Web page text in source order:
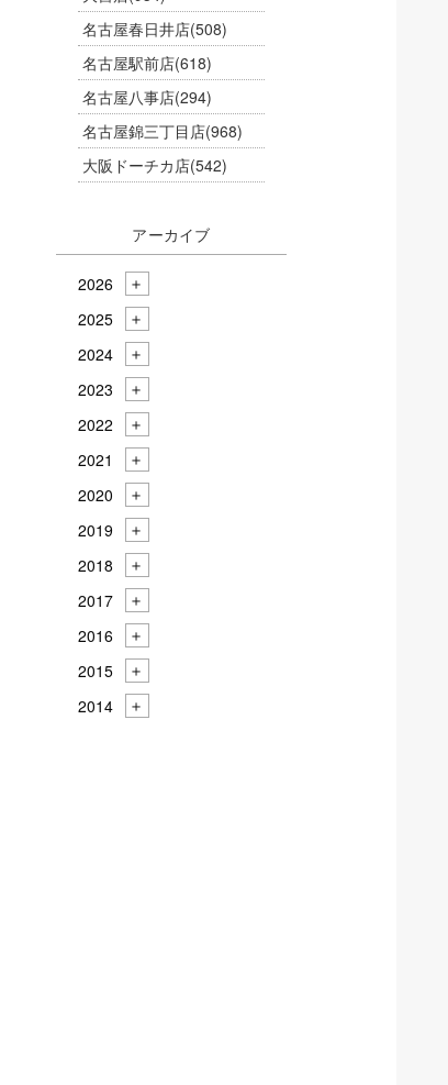
名古屋春日井店(508)
名古屋駅前店(618)
名古屋八事店(294)
名古屋錦三丁目店(968)
大阪ドーチカ店(542)
アーカイブ
2026
2025
2024
2023
2022
2021
2020
2019
2018
2017
2016
2015
2014